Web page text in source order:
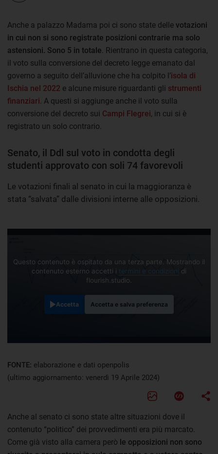
Anche a palazzo Madama poi ci sono state delle votazioni
in cui non si sono registrate posizioni contrarie ma solo
astensioni. Sono 5 in totale . Rientrano in questa categoria,
il voto sulla conversione del decreto legge emanato dal
governo a seguito dell’alluvione che ha colpito l’isola di
Ischia nel 2022 e alcune misure riguardanti gli strumenti
finanziari . A questi si aggiunge anche il voto sulla
conversione del decreto sui Campi Flegrei, in cui si è
registrato un solo contrario.
Senato, il Ddl sul voto in condotta degli
studenti approvato con soli 74 favorevoli
Le votazioni finali al senato in cui la maggioranza è
stata “salvata” dalle divisioni interne alle opposizioni.
Questo contenuto è ospitato da una terza parte. Mostrando il
contenuto esterno accetti i termini e condizioni di
flourish.studio.
Accetta Accetta e salva preferenza
FONTE: elaborazione e dati openpolis
(ultimo aggiornamento: venerdì 19 Aprile 2024)
Anche al senato ci sono state altre situazioni dove il
contenuto “politico” dei provvedimenti era più marcato.
Come già visto alla camera però le opposizioni non sono